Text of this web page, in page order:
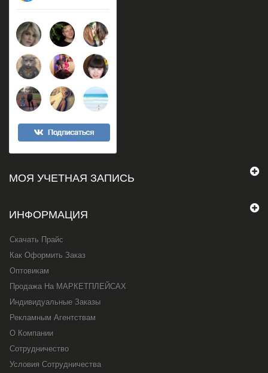
МОЯ УЧЕТНАЯ ЗАПИСЬ
ИНФОРМАЦИЯ
Скачать Прайс
Как Оформить Заказ
Оптовикам
Продажа На МАРКЕТПЛЕЙСАХ
Индивидуальные Заказы
Рекламным Агентствам
О Компании
Сотрудничество
Условия Сотрудничества